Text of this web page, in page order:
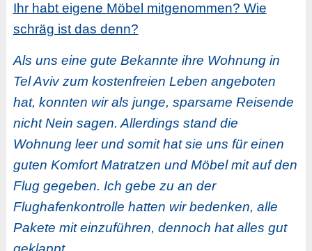
Ihr habt eigene Möbel mitgenommen? Wie
schräg ist das denn?
Als uns eine gute Bekannte ihre Wohnung in
Tel Aviv zum kostenfreien Leben angeboten
hat, konnten wir als junge, sparsame Reisende
nicht Nein sagen. Allerdings stand die
Wohnung leer und somit hat sie uns für einen
guten Komfort Matratzen und Möbel mit auf den
Flug gegeben. Ich gebe zu an der
Flughafenkontrolle hatten wir bedenken, alle
Pakete mit einzuführen, dennoch hat alles gut